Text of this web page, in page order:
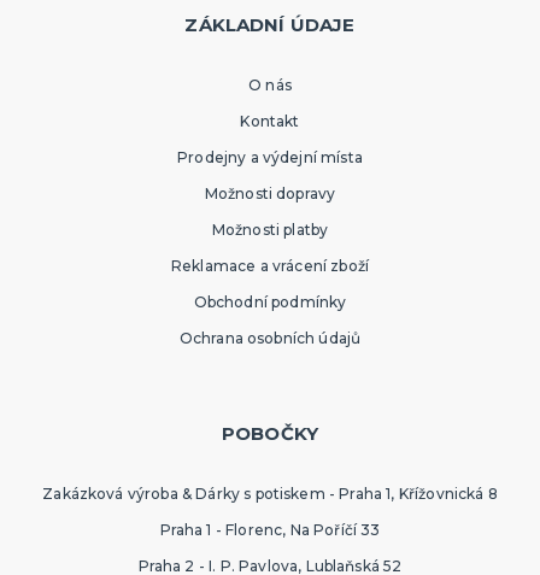
ZÁKLADNÍ ÚDAJE
O nás
Kontakt
Prodejny a výdejní místa
Možnosti dopravy
Možnosti platby
Reklamace a vrácení zboží
Obchodní podmínky
Ochrana osobních údajů
POBOČKY
Zakázková výroba & Dárky s potiskem - Praha 1, Křížovnická 8
Praha 1 - Florenc, Na Poříčí 33
Praha 2 - I. P. Pavlova, Lublaňská 52